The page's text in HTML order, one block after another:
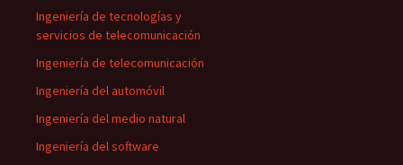
Ingeniería de tecnologías y
servicios de telecomunicación
Ingeniería de telecomunicación
Ingeniería del automóvil
Ingeniería del medio natural
Ingeniería del software